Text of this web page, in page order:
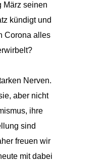
März seinen
kündigt und
Corona alles
Nerven.
aber nicht
ihre
sind
freuen wir
mit dabei